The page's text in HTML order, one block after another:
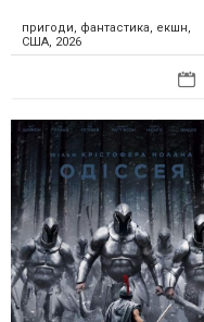
пригоди, фантастика, екшн,
США, 2026